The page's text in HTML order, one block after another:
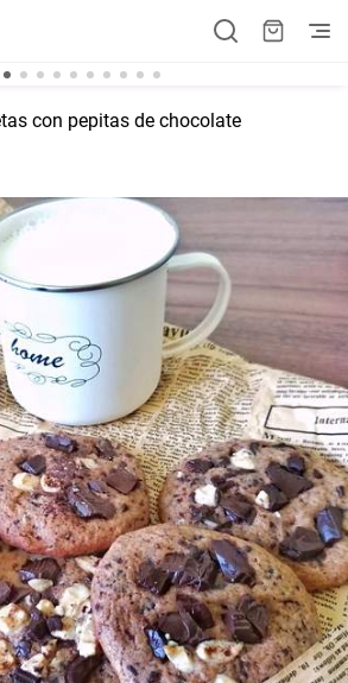
con pepitas de chocolate